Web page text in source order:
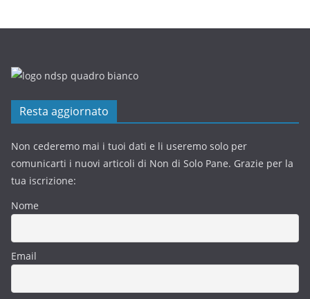
Resta aggiornato
Non cederemo mai i tuoi dati e li useremo solo per
comunicarti i nuovi articoli di Non di Solo Pane. Grazie per la
tua iscrizione:
Nome
Email